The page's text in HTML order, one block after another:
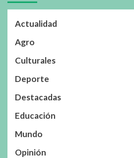
Actualidad
Agro
Culturales
Deporte
Destacadas
Educación
Mundo
Opinión